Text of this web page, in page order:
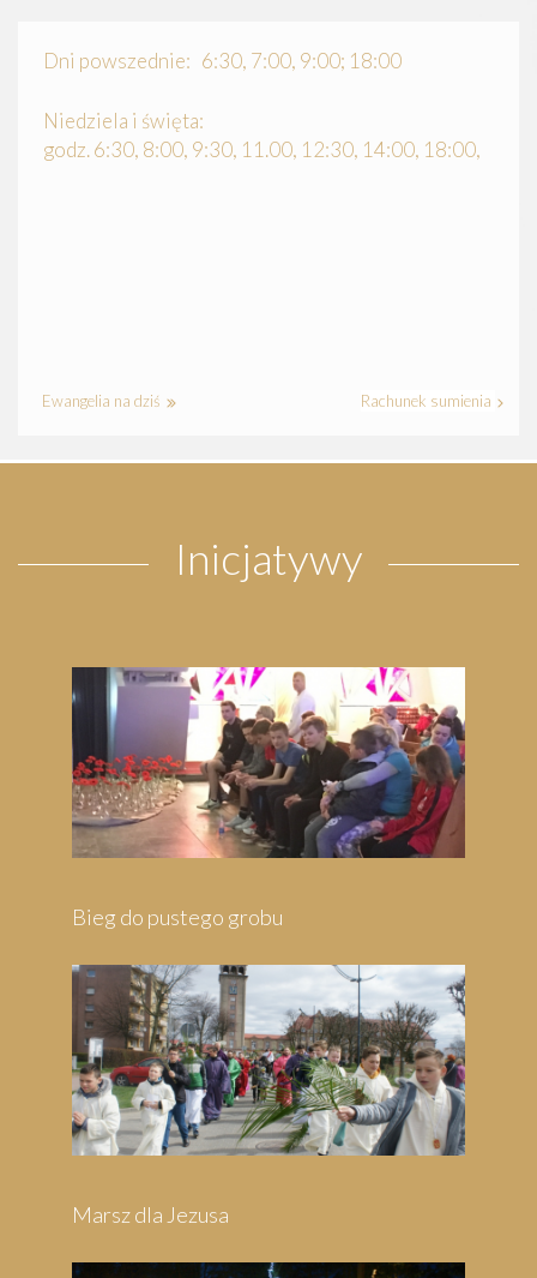
Dni powszednie: 6:30, 7:00, 9:00; 18:00
Niedziela i święta:
godz. 6:30, 8:00, 9:30, 11.00, 12:30, 14:00, 18:00,
Ewangelia na dziś Rachunek sumienia
Inicjatywy
Bieg do pustego grobu
Marsz dla Jezusa